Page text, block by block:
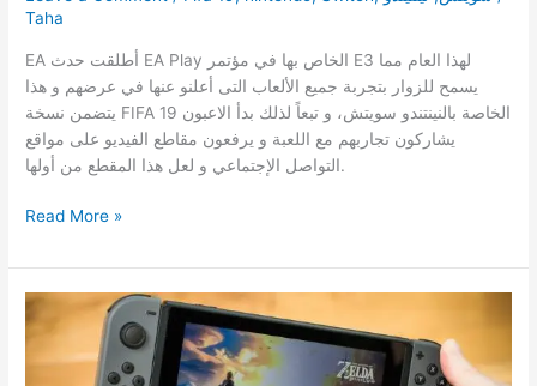
Taha
EA أطلقت حدث EA Play الخاص بها في مؤتمر E3 لهذا العام مما
يسمح للزوار بتجربة جميع الألعاب التى أعلنو عنها في عرضهم و هذا
يتضمن نسخة FIFA 19 الخاصة بالنينتندو سويتش، و تبعاً لذلك بدأ الاعبون
يشاركون تجاربهم مع اللعبة و يرفعون مقاطع الفيديو على مواقع
التواصل الإجتماعي و لعل هذا المقطع من أولها.
هكذا
FIFA
19
على
Read More »